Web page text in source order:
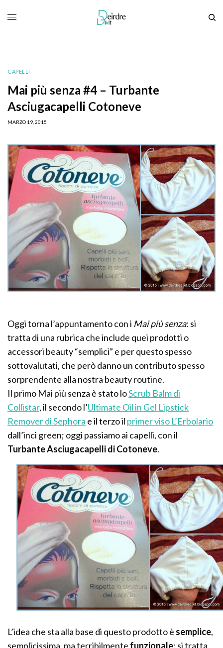
CAPELLI
Mai più senza #4 – Turbante
Asciugacapelli Cotoneve
MARZO 19, 2015
Oggi torna l’appuntamento con i Mai più senza: si
tratta di una rubrica che include quei prodotti o
accessori beauty “semplici” e per questo spesso
sottovalutati, che però danno un contributo spesso
sorprendente alla nostra beauty routine.
Il primo Mai più senza è stato loScrub Balm di
Collistar, il secondo l’Ultimate Oil in Gel Lipstick
Remover di Sephora e il terzo il primer viso L’Erbolario
dall’inci green; oggi passiamo ai capelli, con il
Turbante Asciugacapelli di Cotoneve.
L’idea che sta alla base di questo prodotto è semplice,
semplicissima, ma terribilmente funzionale: si tratta